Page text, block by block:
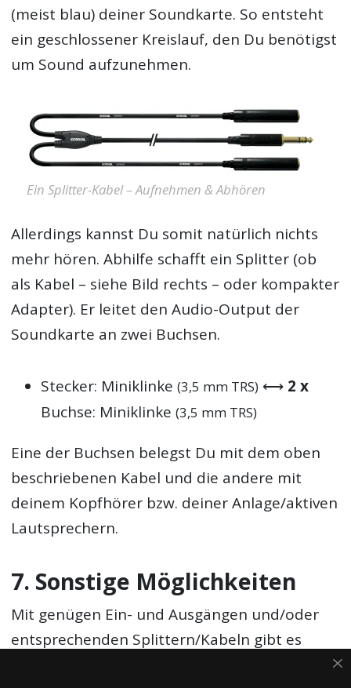
(meist blau) deiner Soundkarte. So entsteht
ein geschlossener Kreislauf, den Du benötigst
um Sound aufzunehmen.
Ein Splitter-Kabel – Aufnehmen & Abhören
Allerdings kannst Du somit natürlich nichts
mehr hören. Abhilfe schafft ein Splitter (ob
als Kabel – siehe Bild rechts – oder kompakter
Adapter). Er leitet den Audio-Output der
Soundkarte an zwei Buchsen.
Stecker: Miniklinke(3,5 mm TRS) ⟷ 2 x
Buchse: Miniklinke(3,5 mm TRS)
Eine der Buchsen belegst Du mit dem oben
beschriebenen Kabel und die andere mit
deinem Kopfhörer bzw. deiner Anlage/aktiven
Lautsprechern.
7. Sonstige Möglichkeiten
Mit genügen Ein- und Ausgängen und/oder
entsprechenden Splittern/Kabeln gibt es